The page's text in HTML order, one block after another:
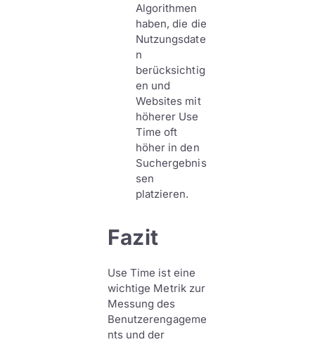
Algorithmen
haben, die die
Nutzungsdate
n
berücksichtig
en und
Websites mit
höherer Use
Time oft
höher in den
Suchergebnis
sen
platzieren.
Fazit
Use Time ist eine
wichtige Metrik zur
Messung des
Benutzerengageme
nts und der